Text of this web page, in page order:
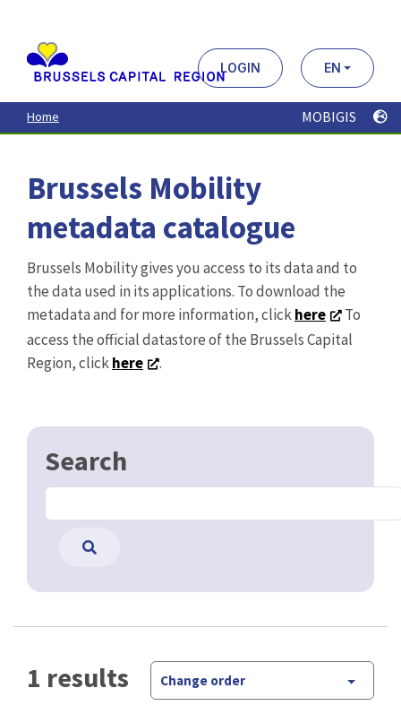
contenu
principal
LOGIN EN
Home MOBIGIS
Brussels Mobility
metadata catalogue
Brussels Mobility gives you access to its data and to
the data used in its applications. To download the
metadata and for more information, clickhere
To
access the official datastore of the Brussels Capital
Region, clickhere .
Search
1 results Change order